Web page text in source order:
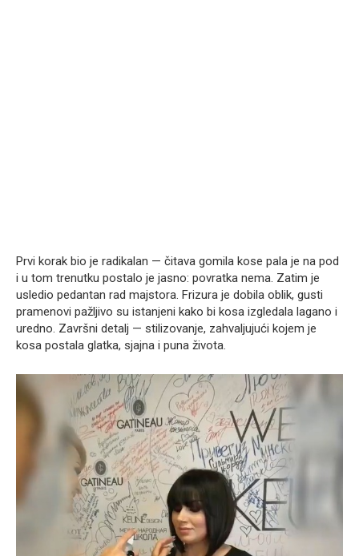
Prvi korak bio je radikalan — čitava gomila kose pala je na pod
i u tom trenutku postalo je jasno: povratka nema. Zatim je
usledio pedantan rad majstora. Frizura je dobila oblik, gusti
pramenovi pažljivo su istanjeni kako bi kosa izgledala lagano i
uredno. Završni detalj — stilizovanje, zahvaljujući kojem je
kosa postala glatka, sjajna i puna života.